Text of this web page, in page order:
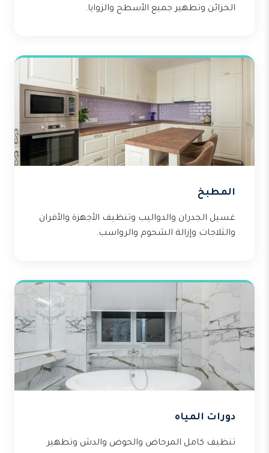
الخزائن وتطهير جميع الأسطح والزوايا.
المطبخ
غسيل الجدران والدواليب وتنظيف الأجهزة والأفران
والثلاجات وإزالة الشحوم والرواسب.
دورات المياه
تنظيف كامل المرحاض والحوض والدش وتطهير